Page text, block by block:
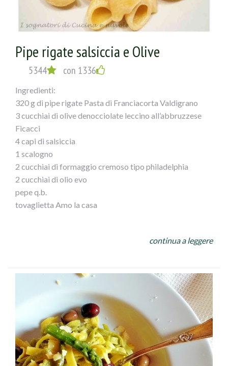
Pipe rigate salsiccia e Olive
5344 con 1336
Ingredienti:
320 g di pipe rigate Pasta di Franciacorta Valdigrano
3 cucchiai di olive denocciolate leccino all’abbruzzese
Ficacci
4 capi di salsiccia
1 scalogno
2 cucchiai di formaggio cremoso tipo philadelphia
2 cucchiai di olio evo
pepe q.b.
tovaglietta Amo la casa
In una padella grande (io wok Illa Pearl) mettere l’olio, lo
formaggio e far insaporire un paio di minuti. Intanto
lessare la pasta in abbondante acqua salata, scolarla al
dente e versarla nel wok. Saltare tutto insieme regolando
di pepe e aggiungendo un po’ di acqua di cottura della
pasta che io tengo sempre da parte. Servire subito.
continua a leggere